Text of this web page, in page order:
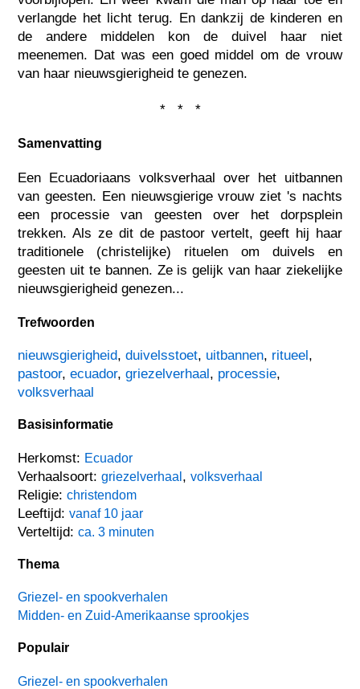
verlangde het licht terug. En dankzij de kinderen en
de andere middelen kon de duivel haar niet
meenemen. Dat was een goed middel om de vrouw
van haar nieuwsgierigheid te genezen.
* * *
Samenvatting
Een Ecuadoriaans volksverhaal over het uitbannen
van geesten. Een nieuwsgierige vrouw ziet 's nachts
een processie van geesten over het dorpsplein
trekken. Als ze dit de pastoor vertelt, geeft hij haar
traditionele (christelijke) rituelen om duivels en
geesten uit te bannen. Ze is gelijk van haar ziekelijke
nieuwsgierigheid genezen...
Trefwoorden
nieuwsgierigheid,duivelsstoet, uitbannen, ritueel,
pastoor,ecuador,griezelverhaal, processie,
volksverhaal
Basisinformatie
Herkomst: Ecuador
Verhaalsoort:griezelverhaal ,volksverhaal
Religie:christendom
Leeftijd:vanaf 10 jaar
Verteltijd:ca. 3 minuten
Thema
Griezel- en spookverhalen
Midden- en Zuid-Amerikaanse sprookjes
Populair
Griezel- en spookverhalen